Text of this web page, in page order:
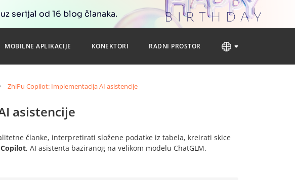
serijal od 16 blog članaka.
MOBILNE APLIKACIJE KONEKTORI RADNI PROSTOR
ZhiPu Copilot: Implementacija AI asistencije
asistencije
članke, interpretirati složene podatke iz tabela, kreirati skice
, AI asistenta baziranog na velikom modelu ChatGLM.